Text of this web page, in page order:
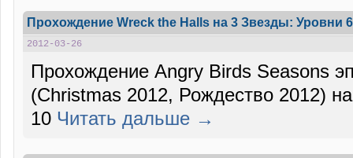
Прохождение Wreck the Halls на 3 Звезды: Уровни
2012-03-26
Прохождение Angry Birds Seasons
(Christmas 2012, Рождество 2012)
10 Читать дальше →